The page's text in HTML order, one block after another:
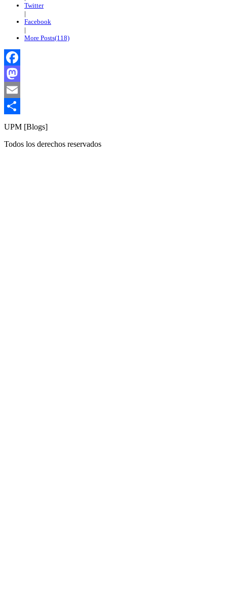
Twitter
|
Facebook
|
More Posts(118)
Facebook
Mastodon
Email
Compartir
UPM [Blogs]
Todos los derechos reservados